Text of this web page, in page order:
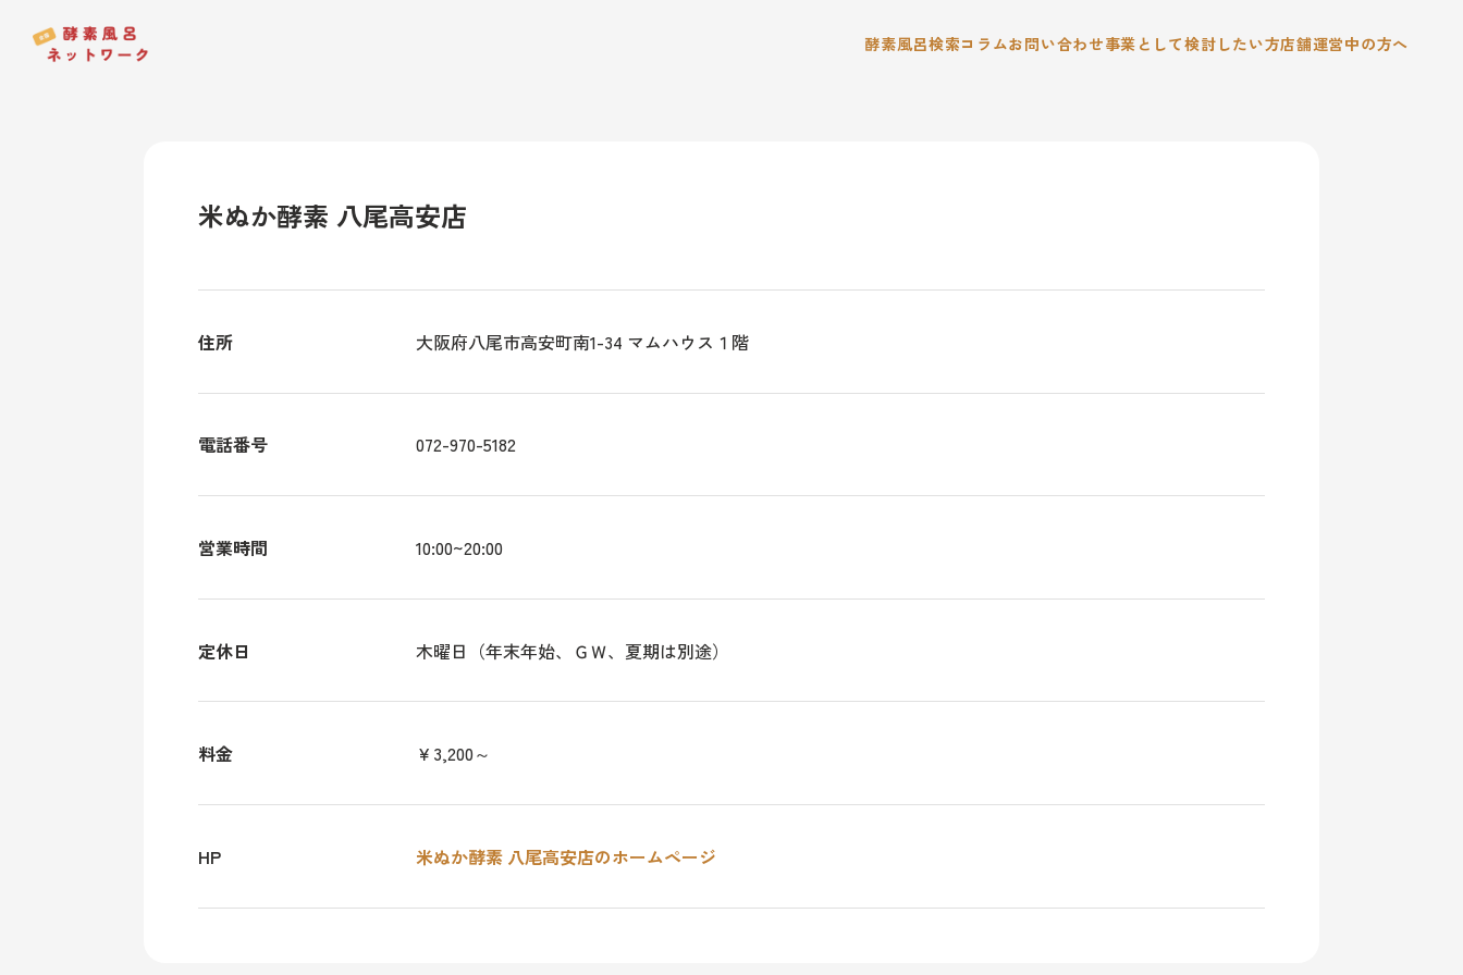
酵素風呂検索コラムお問い合わせ事業として検討したい方店舗運営中の方へ
米ぬか酵素 八尾高安店
住所 大阪府八尾市高安町南1-34 マムハウス１階
電話番号 072-970-5182
営業時間 10:00~20:00
定休日 木曜日（年末年始、ＧＷ、夏期は別途）
料金 ￥3,200～
HP 米ぬか酵素 八尾高安店のホームページ